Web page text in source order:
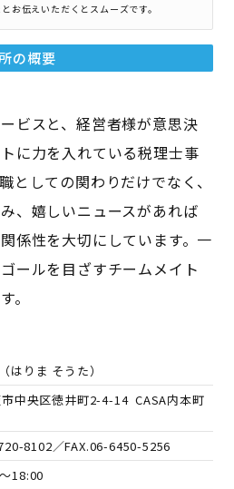
お伝えいただくとスムーズです。
の概要
ビスと、経営者様が意思決
に力を入れている税理士事
としての関わりだけでなく、
、嬉しいニュースがあれば
係性を大切にしています。一
ールを目ざすチームメイト
。
（はりま そうた）
中央区徳井町2-4-14 CASA内本町
8102／FAX.06-6450-5256
18:00